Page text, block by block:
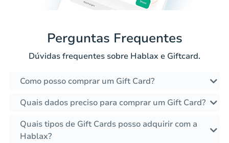
Perguntas Frequentes
Dúvidas frequentes sobre Hablax e Giftcard.
Como posso comprar um Gift Card?
Quais dados preciso para comprar um Gift Card?
Quais tipos de Gift Cards posso adquirir com a
Hablax?